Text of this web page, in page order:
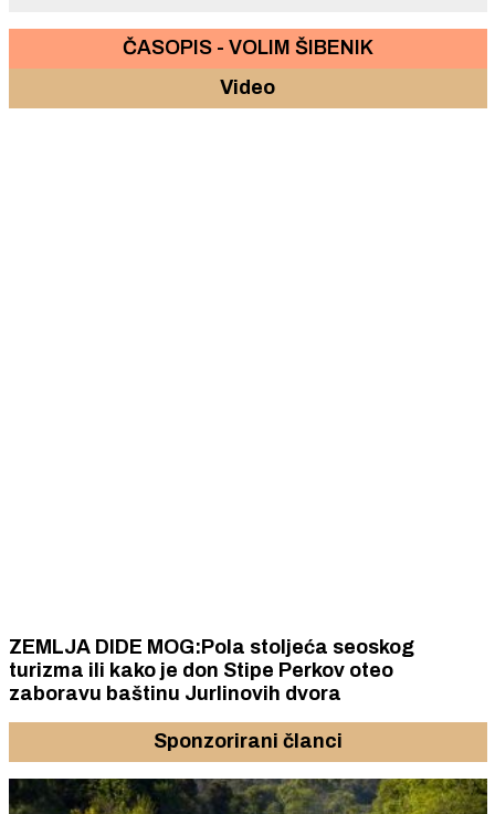
ČASOPIS - VOLIM ŠIBENIK
Video
ZEMLJA DIDE MOG:Pola stoljeća seoskog
turizma ili kako je don Stipe Perkov oteo
zaboravu baštinu Jurlinovih dvora
Sponzorirani članci